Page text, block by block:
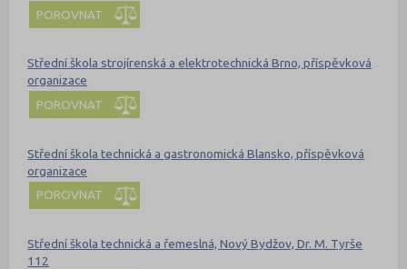
POROVNAT
Střední škola strojírenská a elektrotechnická Brno, příspěvková
organizace
POROVNAT
Střední škola technická a gastronomická Blansko, příspěvková
organizace
POROVNAT
Střední škola technická a řemeslná, Nový Bydžov, Dr. M. Tyrše
112